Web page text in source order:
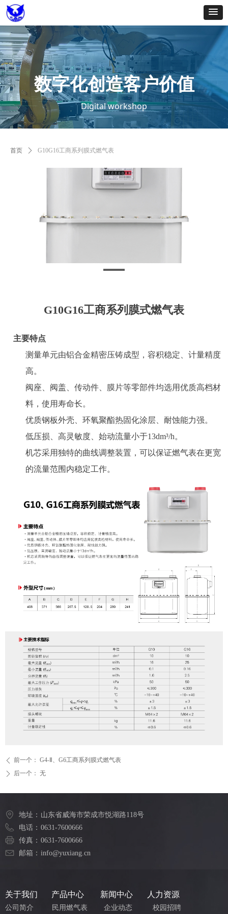
首页 ꄲ G10G16工商系列膜式燃气表
G10G16工商系列膜式燃气表
ꄴ 前一个： G4-Ⅱ、G6工商系列膜式燃气表
ꄲ 后一个： 无
主要特点
测量单元由铝合金精密压铸成型，容积稳定、计量精度
高。
阀座、阀盖、传动件、膜片等零部件均选用优质高档材
料，使用寿命长。
优质钢板外壳、环氧聚酯热固化涂层、耐蚀能力强。
低压损、高灵敏度、始动流量小于13dm³/h。
机芯采用独特的曲线调整装置，可以保证燃气表在更宽
的流量范围内稳定工作。
数字化创造客户价值
Digital workshop
从流程变革到价值突破
Digital workshop
关于我们 产品中心 新闻中心 人力资源
公司简介 民用燃气表 企业动态 校园招聘
地址： 山东省威海市荣成市悦湖路118号
电话： 0631-7600666
传真： 0631-7600666
邮箱： info@yuxiang.cn